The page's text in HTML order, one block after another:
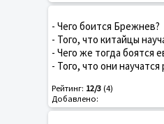
- Чего боится Брежнев?
- Того, что китайцы
- Чего же тогда боятся
- Того, что они
Рейтинг: 12/3(4)
Добавлено: